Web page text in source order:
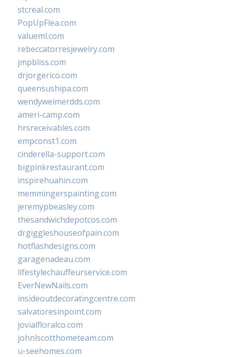
stcreal.com
PopUpFlea.com
valueml.com
rebeccatorresjewelry.com
jmpbliss.com
drjorgerico.com
queensushipa.com
wendyweimerdds.com
ameri-camp.com
hrsreceivables.com
empconst1.com
cinderella-support.com
bigpinkrestaurant.com
inspirehuahin.com
memmingerspainting.com
jeremypbeasley.com
thesandwichdepotcos.com
drgiggleshouseofpain.com
hotflashdesigns.com
garagenadeau.com
lifestylechauffeurservice.com
EverNewNails.com
insideoutdecoratingcentre.com
salvatoresinpoint.com
jovialfloralco.com
johnlscotthometeam.com
u-seehomes.com